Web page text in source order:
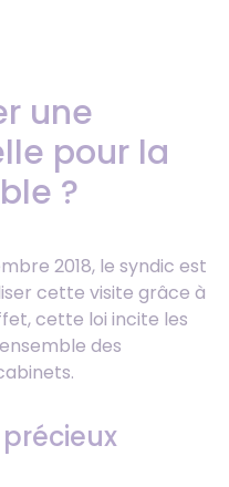
une
pour la
?
2018, le syndic est
cette visite grâce à
cette loi incite les
des